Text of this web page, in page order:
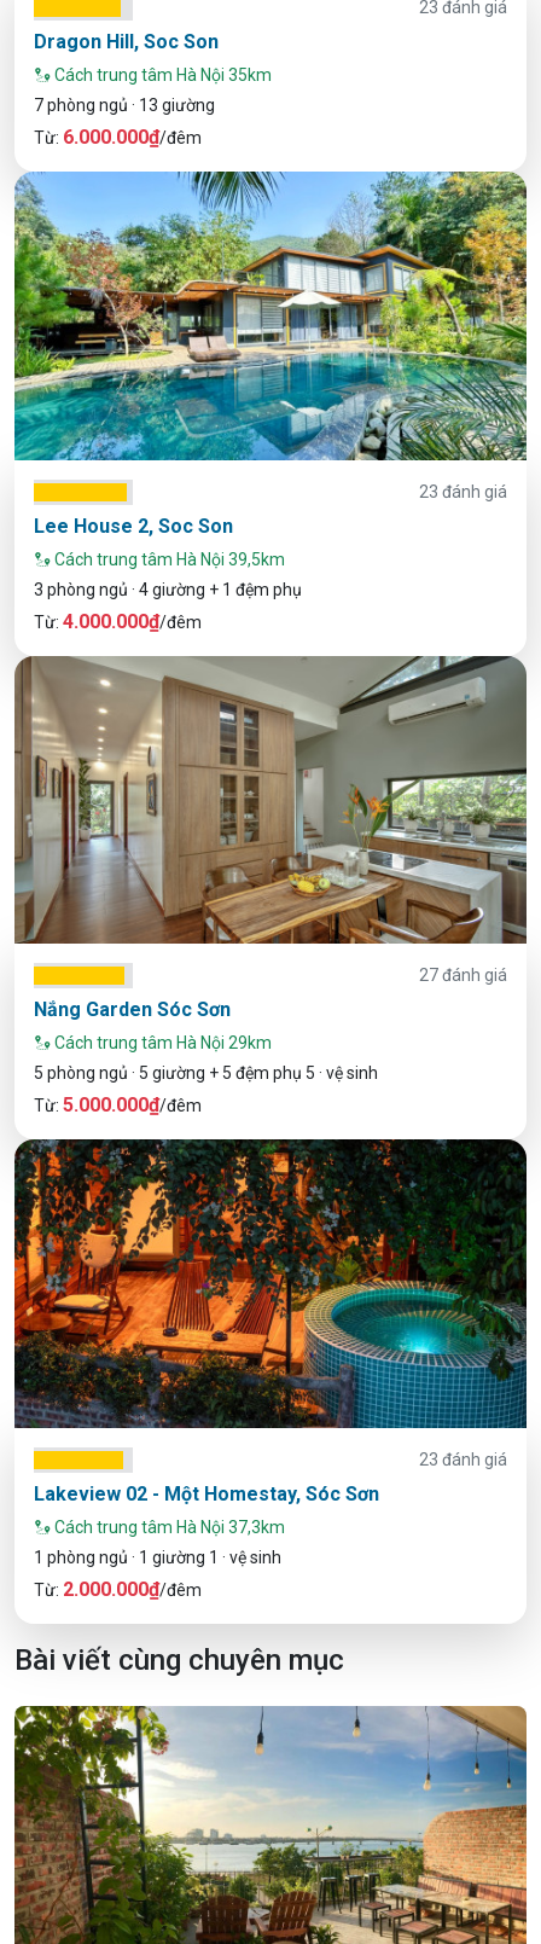
23 đánh giá
Dragon Hill, Soc Son
Cách trung tâm Hà Nội 35km
7 phòng ngủ · 13 giường
Từ: 6.000.000₫/đêm
23 đánh giá
Lee House 2, Soc Son
Cách trung tâm Hà Nội 39,5km
3 phòng ngủ · 4 giường + 1 đệm phụ
Từ: 4.000.000₫/đêm
27 đánh giá
Nắng Garden Sóc Sơn
Cách trung tâm Hà Nội 29km
5 phòng ngủ · 5 giường + 5 đệm phụ 5 · vệ sinh
Từ: 5.000.000₫/đêm
23 đánh giá
Lakeview 02 - Một Homestay, Sóc Sơn
Cách trung tâm Hà Nội 37,3km
1 phòng ngủ · 1 giường 1 · vệ sinh
Từ: 2.000.000₫/đêm
Bài viết cùng chuyên mục